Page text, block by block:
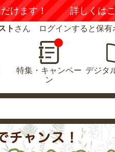
けます！ 詳しくは
ト さん ログインすると保有
特集・キャンペー
ン
デジタ